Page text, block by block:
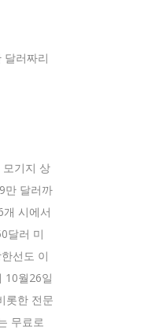
러짜리
기지 상
만 달러까
시에서
달러 미
선도 이
10월26일
롯한 전문
무료로